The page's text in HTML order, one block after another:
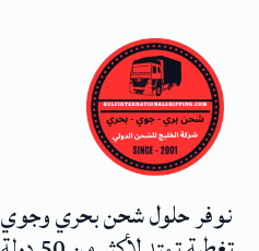
نوفر حلول شحن بحري